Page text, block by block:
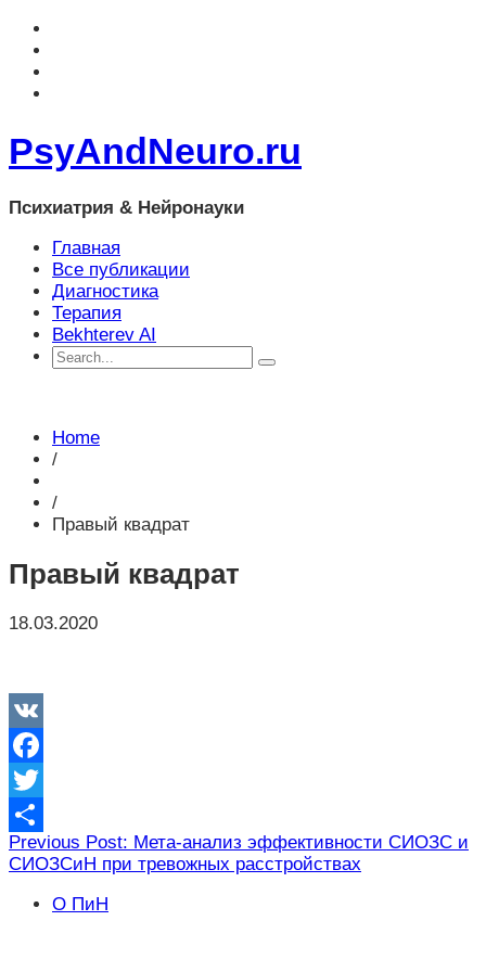
PsyAndNeuro.ru
Психиатрия & Нейронауки
Главная
Все публикации
Диагностика
Терапия
Bekhterev AI
Home
/
/
Правый квадрат
Правый квадрат
18.03.2020
VK
Facebook
Twitter
Отправить
Навигация
по
записям
Previous Post: Мета-анализ эффективности СИОЗС и
СИОЗСиН при тревожных расстройствах
О ПиН